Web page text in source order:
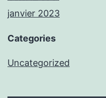
janvier 2023
Categories
Uncategorized